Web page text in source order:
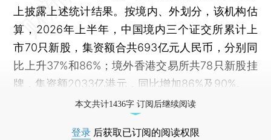
上披露上述统计结果。按境内、外划分，该机构估
算，2026年上半年，中国境内三个证交所累计上
市70只新股，集资额合共693亿元人民币，分别同
比上升37%和86%；境外香港交易所共78只新股挂
牌，集资额2033亿港元，同比增加86%及90%。
本文共计1436字 订阅后继续阅读
登录 后获取已订阅的阅读权限